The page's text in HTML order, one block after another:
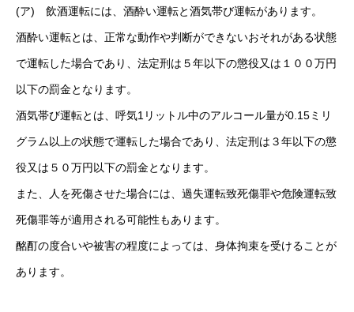
(ア) 飲酒運転には、酒酔い運転と酒気帯び運転があります。
酒酔い運転とは、正常な動作や判断ができないおそれがある状態
で運転した場合であり、法定刑は５年以下の懲役又は１００万円
以下の罰金となります。
酒気帯び運転とは、呼気1リットル中のアルコール量が0.15ミリ
グラム以上の状態で運転した場合であり、法定刑は３年以下の懲
役又は５０万円以下の罰金となります。
また、人を死傷させた場合には、過失運転致死傷罪や危険運転致
死傷罪等が適用される可能性もあります。
酩酊の度合いや被害の程度によっては、身体拘束を受けることが
あります。